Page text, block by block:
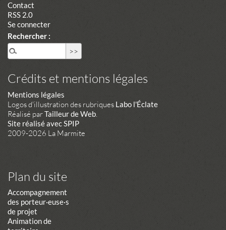
Contact
RSS 2.0
Se connecter
Rechercher :
Crédits et mentions légales
Mentions légales
Logos d'illustration des rubriques Labo l'Éclate
Réalisé parTailleur de Web.
Site réalisé avec SPIP
2009-2026 La Marmite
Plan du site
Accompagnement
des porteur·euse·s
de projet
Animation de